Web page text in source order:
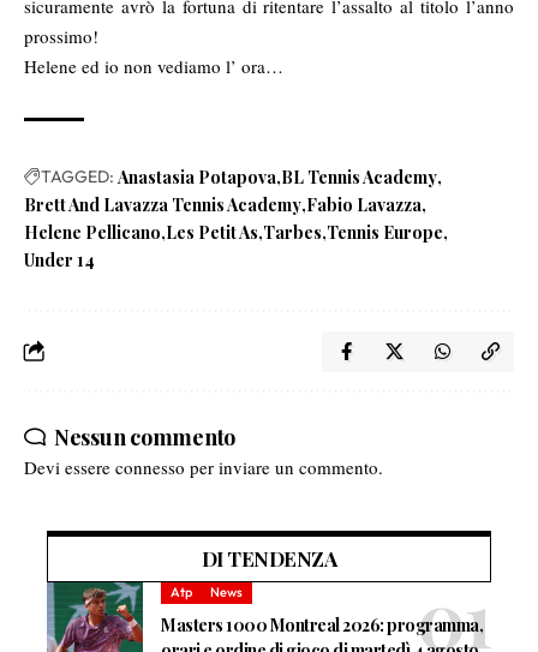
sicuramente avrò la fortuna di ritentare l’assalto al titolo l’anno
prossimo!
Helene ed io non vediamo l’ ora…
TAGGED: Anastasia Potapova BL Tennis Academy
Brett And Lavazza Tennis Academy Fabio Lavazza
Helene Pellicano Les Petit As Tarbes Tennis Europe
Under 14
Nessun commento
Devi essere connesso per inviare un commento.
DI TENDENZA
Atp News
Masters 1000 Montreal 2026: programma,